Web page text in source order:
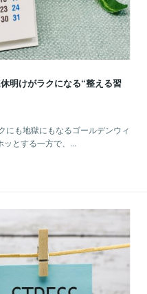
明けがラクになる“整える習
にも地獄にもなるゴールデンウィ
とする一方で、...